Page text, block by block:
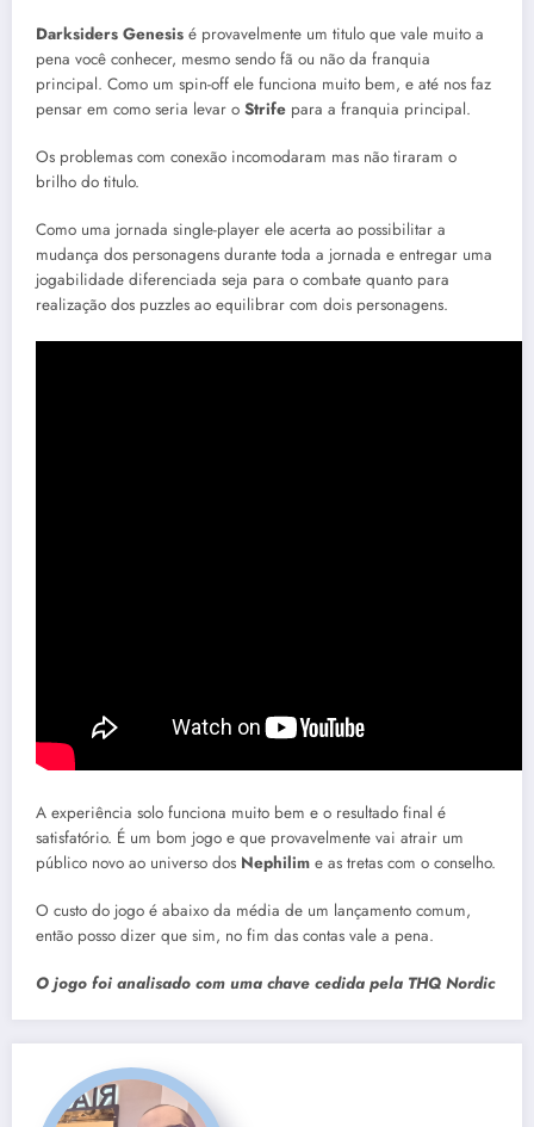
Darksiders Genesis é provavelmente um titulo que vale muito a
pena você conhecer, mesmo sendo fã ou não da franquia
principal. Como um spin-off ele funciona muito bem, e até nos faz
pensar em como seria levar o Strife para a franquia principal.
Os problemas com conexão incomodaram mas não tiraram o
brilho do titulo.
Como uma jornada single-player ele acerta ao possibilitar a
mudança dos personagens durante toda a jornada e entregar uma
jogabilidade diferenciada seja para o combate quanto para
realização dos puzzles ao equilibrar com dois personagens.
A experiência solo funciona muito bem e o resultado final é
satisfatório. É um bom jogo e que provavelmente vai atrair um
público novo ao universo dos Nephilim e as tretas com o conselho.
O custo do jogo é abaixo da média de um lançamento comum,
então posso dizer que sim, no fim das contas vale a pena.
O jogo foi analisado com uma chave cedida pela THQ Nordic